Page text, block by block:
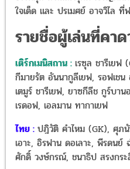
ใจเด็ด และ ปรเมศย์ อาจวิไล ที่
รายชื่อผู้เล่นที่คา
เติร์กเมนิสถาน : เรซุล ชารีเย
กีมายรัต อันนากูลีเยฟ, รอฟเชน
เตมูร์ ชารีเยฟ, ยาซกีลีช กูร์บา
เรดอฟ, เอลมาน ทากาเยฟ
ไทย : ปฎิวัติ คำไหม (GK), ศุภ
เอาะ, อิรฟาน ดอเลาะ, พีรดน
ศักดิ์ วงษ์กรณ์, ชนาธิป สรงกระ